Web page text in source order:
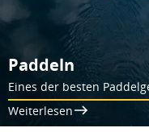
Paddeln
Eines der besten
Weiterlesen